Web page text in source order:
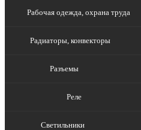
Рабочая одежда, охрана труда
Радиаторы, конвекторы
Разъемы
Реле
Светильники